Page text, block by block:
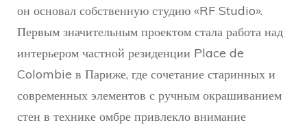
он основал собственную студию «RF Studio».
Первым значительным проектом стала работа над
интерьером частной резиденции Place de
Colombie в Париже, где сочетание старинных и
современных элементов с ручным окрашиванием
стен в технике омбре привлекло внимание